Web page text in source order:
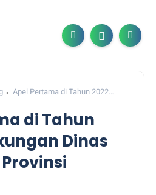
Apel Pertama di Tahun 2022
di Tahun
Dinas